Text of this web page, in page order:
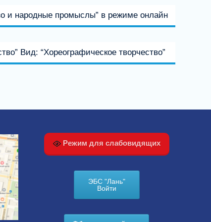
и народные промыслы” в режиме онлайн
Вид: “Хореографическое творчество”
Режим для слабовидящих
ЭБС "Лань"
Войти